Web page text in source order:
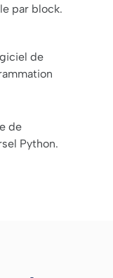
par block.
de
de
Python.